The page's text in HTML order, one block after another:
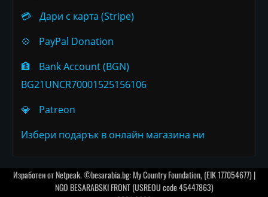
💳
Дари с карта (Stripe)
💠
PayPal Donation
🏦
Bank Account (BGN)
BG21UNCR70001525156106
💎
Patreon
Избери подарък в онлайн магазина ни
Изработен отNetpeak. ©besarabia.bg: My Country Foundation, (EIK 177054677) |
NGO BESARABSKI FRONT (USREOU code 45447863)